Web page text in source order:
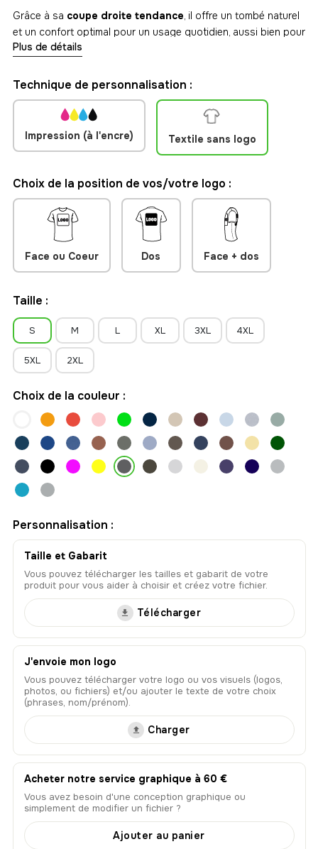
Grâce à sa coupe droite tendance, il offre un tombé naturel
et un confort optimal pour un usage quotidien, aussi bien pour
les particuliers que pour les professionnels.
respirant est idéal pour les périodes estivales, les événements
promotionnels, les vêtements d'entreprise ou la création de
collections textiles personnalisées. Le coton peigné apporte
une douceur supérieure au toucher ainsi qu'une meilleure
résistance dans le temps.
Sa conception
No Label
en fait une base parfaite pour les
marques souhaitant développer leur propre identité. Sans
étiquette de marque visible, il est
100 % personnalisable
prêt à recevoir vos impressions, broderies ou marquages
Plus de détails
Technique de personnalisation :
Impression (à l'encre) Textile sans logo
Choix de la position de vos/votre logo :
Face ou Coeur Dos Face + dos
Taille :
S M L XL 3XL 4XL
5XL 2XL
Choix de la couleur :
Personnalisation :
Taille et Gabarit
Vous pouvez télécharger les tailles et gabarit de votre
produit pour vous aider à choisir et créez votre fichier.
Télécharger
J'envoie mon logo
Vous pouvez télécharger votre logo ou vos visuels (logos,
photos, ou fichiers) et/ou ajouter le texte de votre choix
(phrases, nom/prénom).
Charger
Acheter notre service graphique à 60 €
Vous avez besoin d'une conception graphique ou
simplement de modifier un fichier ?
Ajouter au panier